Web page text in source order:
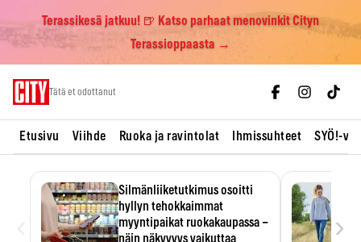
Terassikesä jatkuu! 🍺 Katso parhaat menovinkit Cityn
Terassioppaasta →
Tätä et odottanut
Etusivu Viihde Ruoka ja ravintolat Ihmissuhteet SYÖ!-
Silmänliiketutkimus osoitti
hyllyn tehokkaimmat
myyntipaikat ruokakaupassa –
näin näkyvyys vaikuttaa
›